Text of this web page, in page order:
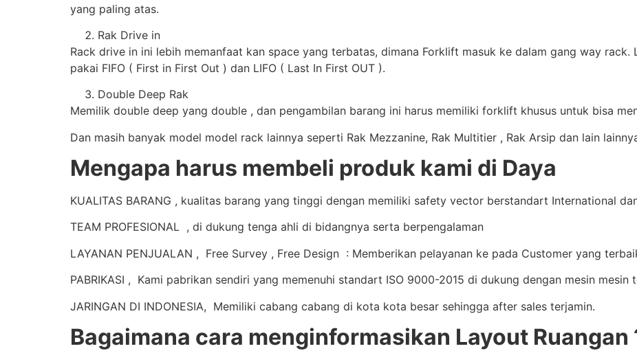
yang paling atas.
Rak Drive in
Rack drive in ini lebih memanfaat kan space yang terbatas, dimana Forklift masuk ke dalam gang way
pakai FIFO ( First in First Out ) dan LIFO ( Last In First OUT ).
Double Deep Rak
Memilik double deep yang double , dan pengambilan barang ini harus memiliki forklift khusus untuk bisa
Dan masih banyak model model rack lainnya seperti Rak Mezzanine, Rak Multitier , Rak Arsip dan lain
Mengapa harus membeli produk kami di Daya
KUALITAS BARANG , kualitas barang yang tinggi dengan memiliki safety vector berstandart International
TEAM PROFESIONAL , di dukung tenga ahli di bidangnya serta berpengalaman
LAYANAN PENJUALAN , Free Survey , Free Design : Memberikan pelayanan ke pada Customer yang
PABRIKASI , Kami pabrikan sendiri yang memenuhi standart ISO 9000-2015 di dukung dengan mesin mesin
JARINGAN DI INDONESIA, Memiliki cabang cabang di kota kota besar sehingga after sales terjamin.
Bagaimana cara menginformasikan Layout Ruangan